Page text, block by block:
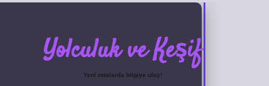
Yolculuk ve Keşif
Yeni rotalarda bilgiye ulaş!